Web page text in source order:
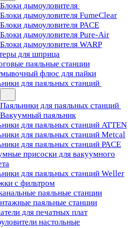
Блоки дымоуловителя
Блоки дымоуловителя FumeClear
Блоки дымоуловителя PACE
Блоки дымоуловителя Pure-Air
Блоки дымоуловителя WARP
для шприца
паяльные станции
флюс для пайки
для паяльных станций
Паяльники для паяльных станций
Вакуумный паяльник
для паяльных станций ATTEN
для паяльных станций Metcal
для паяльных станций PACE
присоски для вакуумного
для паяльных станций Weller
с фильтром
паяльные станции
паяльные станции
для печатных плат
настольные